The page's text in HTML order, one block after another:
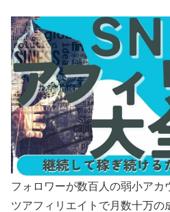
フォロワーが数百人の弱小アカ
ツアフィリエイトで月数十万の